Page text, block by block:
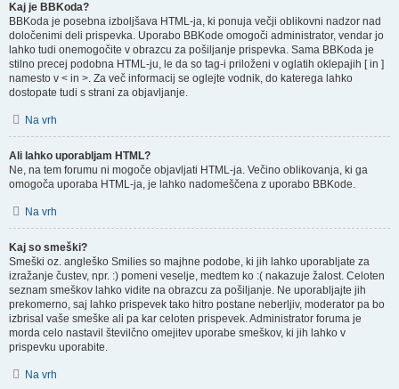
Kaj je BBKoda?
BBKoda je posebna izboljšava HTML-ja, ki ponuja večji oblikovni nadzor nad
določenimi deli prispevka. Uporabo BBKode omogoči administrator, vendar jo
lahko tudi onemogočite v obrazcu za pošiljanje prispevka. Sama BBKoda je
stilno precej podobna HTML-ju, le da so tag-i priloženi v oglatih oklepajih [ in ]
namesto v < in >. Za več informacij se oglejte vodnik, do katerega lahko
dostopate tudi s strani za objavljanje.
Na vrh
Ali lahko uporabljam HTML?
Ne, na tem forumu ni mogoče objavljati HTML-ja. Večino oblikovanja, ki ga
omogoča uporaba HTML-ja, je lahko nadomeščena z uporabo BBKode.
Na vrh
Kaj so smeški?
Smeški oz. angleško Smilies so majhne podobe, ki jih lahko uporabljate za
izražanje čustev, npr. :) pomeni veselje, medtem ko :( nakazuje žalost. Celoten
seznam smeškov lahko vidite na obrazcu za pošiljanje. Ne uporabljajte jih
prekomerno, saj lahko prispevek tako hitro postane neberljiv, moderator pa bo
izbrisal vaše smeške ali pa kar celoten prispevek. Administrator foruma je
morda celo nastavil številčno omejitev uporabe smeškov, ki jih lahko v
prispevku uporabite.
Na vrh